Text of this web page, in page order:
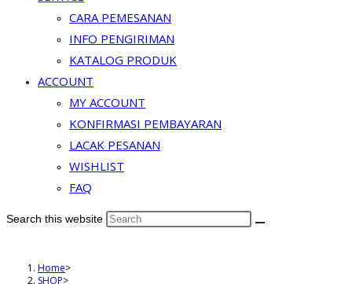
CARA PEMESANAN
INFO PENGIRIMAN
KATALOG PRODUK
ACCOUNT
MY ACCOUNT
KONFIRMASI PEMBAYARAN
LACAK PESANAN
WISHLIST
FAQ
Search this website
Home>
SHOP>